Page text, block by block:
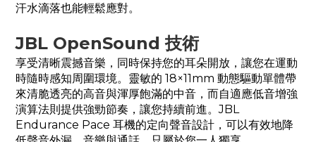
汗水滴落也能輕鬆應對。
JBL OpenSound 技術
享受清晰震撼音樂，同時保持您的耳朵開放，讓您在運動
時隨時感知周圍環境。靈敏的 18×11mm 動態驅動單體帶
來清脆透亮的高音與渾厚飽滿的中音，而自適應低音增強
演算法則提供強勁節奏，讓您持續前進。JBL
Endurance Pace 耳機的定向聲音設計，可以有效地降